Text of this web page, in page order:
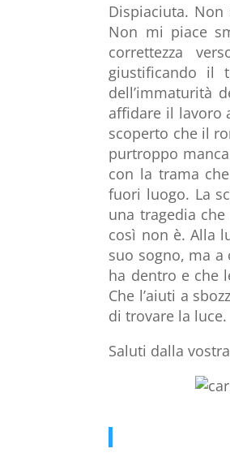
Dispiaciuta.
Non mi piace
correttezza
giustificando il
dell’immaturità
affidare il lavoro
scoperto che il
purtroppo
con la trama
fuori luogo. La
una tragedia
così non è. Alla
suo sogno, ma a
ha dentro e che
Che l’aiuti a
di trovare la luce.
Saluti dalla